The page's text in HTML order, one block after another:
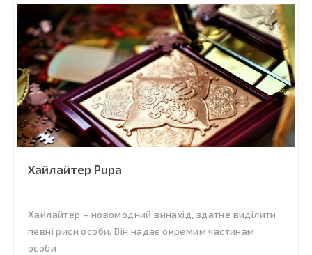
Хайлайтер Pupa
Хайлайтер – новомодний винахід, здатне виділити
певні риси особи. Він надає окремим частинам
особи